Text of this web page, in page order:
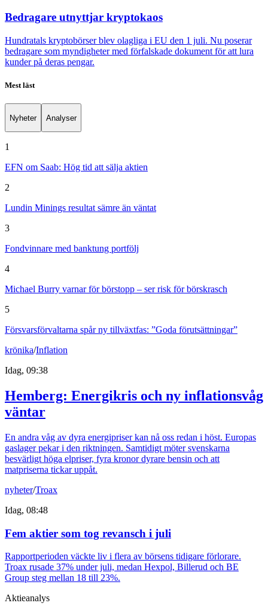
Bedragare utnyttjar kryptokaos
Hundratals kryptobörser blev olagliga i EU den 1 juli. Nu poserar
bedragare som myndigheter med förfalskade dokument för att lura
kunder på deras pengar.
Mest läst
Nyheter Analyser
1
EFN om Saab: Hög tid att sälja aktien
2
Lundin Minings resultat sämre än väntat
3
Fondvinnare med banktung portfölj
4
Michael Burry varnar för börstopp – ser risk för börskrasch
5
Försvarsförvaltarna spår ny tillväxtfas: ”Goda förutsättningar”
krönika/Inflation
Idag, 09:38
Hemberg: Energikris och ny inflationsvåg
väntar
En andra våg av dyra energipriser kan nå oss redan i höst. Europas
gaslager pekar i den riktningen. Samtidigt möter svenskarna
besvärligt höga elpriser, fyra kronor dyrare bensin och att
matpriserna tickar uppåt.
nyheter/Troax
Idag, 08:48
Fem aktier som tog revansch i juli
Rapportperioden väckte liv i flera av börsens tidigare förlorare.
Troax rusade 37% under juli, medan Hexpol, Billerud och BE
Group steg mellan 18 till 23%.
Aktieanalys